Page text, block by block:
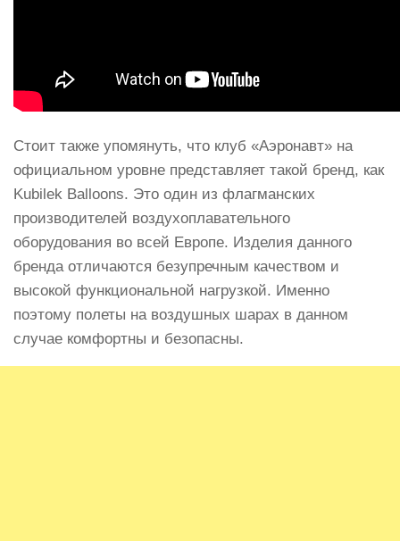
Стоит также упомянуть, что клуб «Аэронавт» на
официальном уровне представляет такой бренд, как
Kubilek Balloons. Это один из флагманских
производителей воздухоплавательного
оборудования во всей Европе. Изделия данного
бренда отличаются безупречным качеством и
высокой функциональной нагрузкой. Именно
поэтому полеты на воздушных шарах в данном
случае комфортны и безопасны.